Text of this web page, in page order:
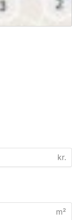
kr.
m²